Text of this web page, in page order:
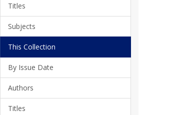
Titles
Subjects
This Collection
By Issue Date
Authors
Titles